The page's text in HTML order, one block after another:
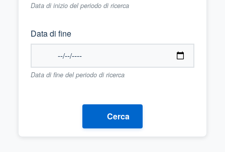
Data di inizio del periodo di ricerca
Data di fine
Data di fine del periodo di ricerca
Cerca